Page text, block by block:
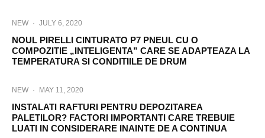
NEW · JULY 6, 2020
NOUL PIRELLI CINTURATO P7 PNEUL CU O
COMPOZITIE „INTELIGENTA” CARE SE ADAPTEAZA LA
TEMPERATURA SI CONDITIILE DE DRUM
NEW · MAY 11, 2020
INSTALATI RAFTURI PENTRU DEPOZITAREA
PALETILOR? FACTORI IMPORTANTI CARE TREBUIE
LUATI IN CONSIDERARE INAINTE DE A CONTINUA